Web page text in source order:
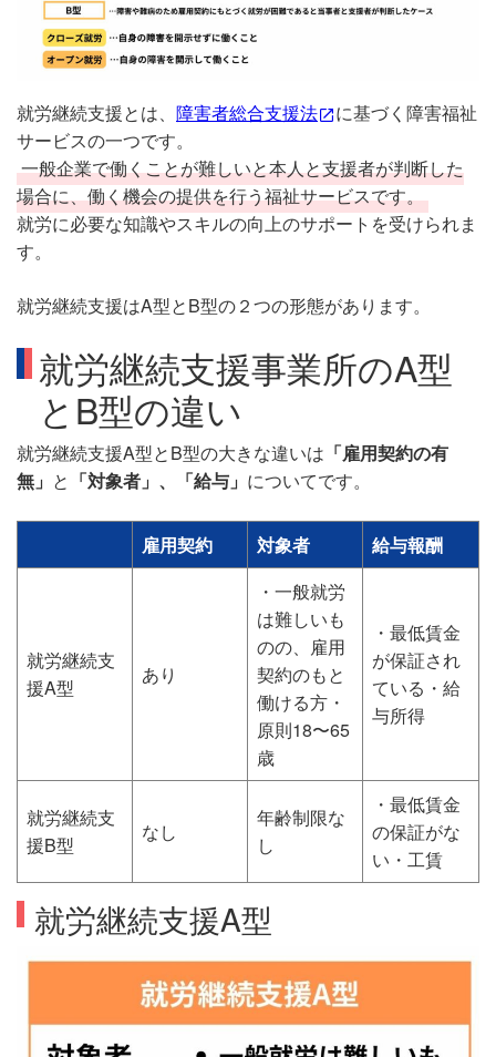
就労継続支援とは、 障害者総合支援法
に基づく障害福祉
サービスの一つです。
一般企業で働くことが難しいと本人と支援者が判断した
場合に、働く機会の提供を行う福祉サービスです。
就労に必要な知識やスキルの向上のサポートを受けられま
す。
就労継続支援はA型とB型の２つの形態があります。
就労継続支援事業所のA型
とB型の違い
就労継続支援A型とB型の大きな違いは 「雇用契約の有
無」 と 「対象者」、「給与」 についてです。
雇用契約 対象者 給与報酬
就労継続支
援A型
あり
・一般就労
は難しいも
のの、雇用
契約のもと
働ける方・
原則18〜65
歳
・最低賃金
が保証され
ている・給
与所得
就労継続支
援B型
なし
年齢制限な
し
・最低賃金
の保証がな
い・工賃
就労継続支援A型